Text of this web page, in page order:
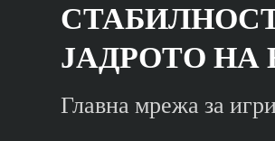
ЈАДРОТО
Главна мрежа за